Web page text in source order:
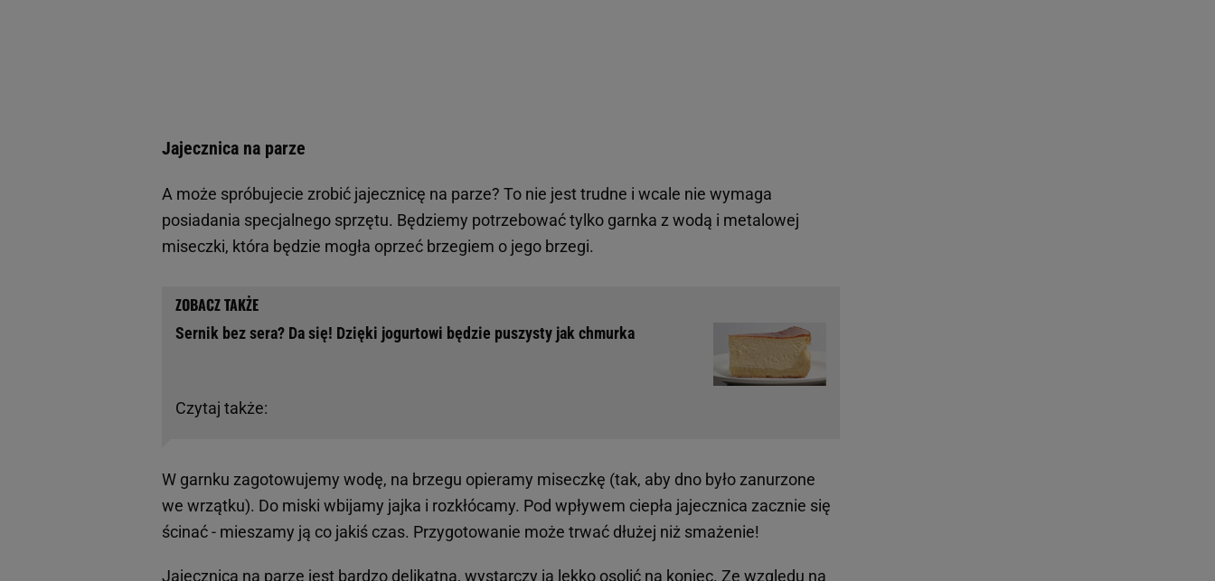
Jajecznica na parze
A może spróbujecie zrobić jajecznicę na parze? To nie jest trudne i wcale nie wymaga
posiadania specjalnego sprzętu. Będziemy potrzebować tylko garnka z wodą i metalowej
miseczki, która będzie mogła oprzeć brzegiem o jego brzegi.
Czytaj także:
Sernik bez sera? Da się! Dzięki jogurtowi będzie puszysty jak chmurka
W garnku zagotowujemy wodę, na brzegu opieramy miseczkę (tak, aby dno było zanurzone
we wrzątku). Do miski wbijamy jajka i rozkłócamy. Pod wpływem ciepła jajecznica zacznie się
ścinać - mieszamy ją co jakiś czas. Przygotowanie może trwać dłużej niż smażenie!
Jajecznica na parze jest bardzo delikatna, wystarczy ją lekko osolić na koniec. Ze względu na